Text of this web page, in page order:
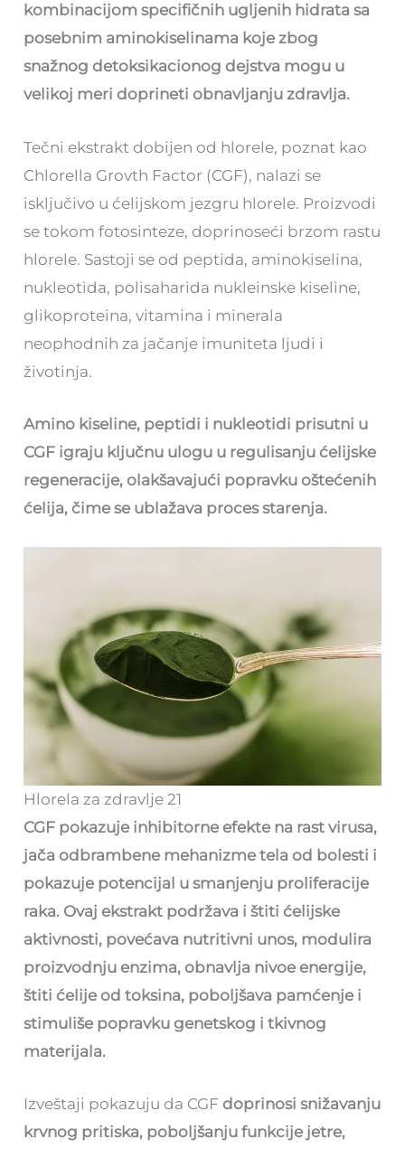
kombinacijom specifičnih ugljenih hidrata sa
posebnim aminokiselinama koje zbog
snažnog detoksikacionog dejstva mogu u
velikoj meri doprineti obnavljanju zdravlja.
Tečni ekstrakt dobijen od hlorele, poznat kao
Chlorella Grovth Factor (CGF), nalazi se
isključivo u ćelijskom jezgru hlorele. Proizvodi
se tokom fotosinteze, doprinoseći brzom rastu
hlorele. Sastoji se od peptida, aminokiselina,
nukleotida, polisaharida nukleinske kiseline,
glikoproteina, vitamina i minerala
neophodnih za jačanje imuniteta ljudi i
životinja.
Amino kiseline, peptidi i nukleotidi prisutni u
CGF igraju ključnu ulogu u regulisanju ćelijske
regeneracije, olakšavajući popravku oštećenih
ćelija, čime se ublažava proces starenja.
Hlorela za zdravlje 21
CGF pokazuje inhibitorne efekte na rast virusa,
jača odbrambene mehanizme tela od bolesti i
pokazuje potencijal u smanjenju proliferacije
raka. Ovaj ekstrakt podržava i štiti ćelijske
aktivnosti, povećava nutritivni unos, modulira
proizvodnju enzima, obnavlja nivoe energije,
štiti ćelije od toksina, poboljšava pamćenje i
stimuliše popravku genetskog i tkivnog
materijala.
Izveštaji pokazuju da CGF doprinosi snižavanju
krvnog pritiska, poboljšanju funkcije jetre,